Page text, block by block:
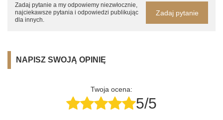
Zadaj pytanie a my odpowiemy niezwłocznie,
najciekawsze pytania i odpowiedzi publikując
dla innych.
Zadaj pytanie
NAPISZ SWOJĄ OPINIĘ
Twoja ocena:
5/5